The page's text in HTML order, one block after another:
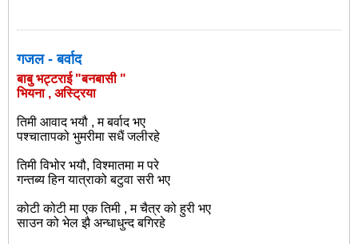
गजल - बर्वाद
बाबु भट्टराई "बनबासी "
भियना , अस्ट्रिया
तिमी आवाद भयौ , म बर्वाद भए
पश्चातापको भुमरीमा सधैं जलीरहे
तिमी विभोर भयौ, विश्मातमा म परे
गन्तब्य हिन यात्राको बटुवा सरी भए
कोटी कोटी मा एक तिमी , म चैत्र को हुरी भए
साउन को भेल झै अन्धाधुन्द बगिरहे